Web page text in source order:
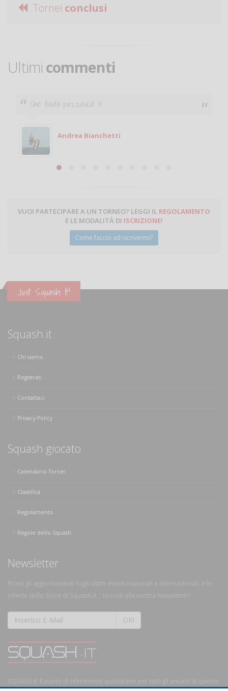
Tornei conclusi
Ultimi commenti
Ciao. Sono a Treviglio da poco e vorrei tornare a
giocare. Se sei in zona e puoi giocare fammi sapere.
Michele
Michele Miglionico
VUOI PARTECIPARE A UN TORNEO? LEGGI IL REGOLAMENTO
E LE MODALITÀ DI ISCRIZIONE!
Come faccio ad iscrivermi?
Just Squash It!
Squash.it
Chi siamo
Registrati
Contattaci
Privacy Policy
Squash giocato
Calendario Tornei
Classifica
Regolamento
Regole dello Squash
Newsletter
Ricevi gli aggiornamenti sugli ultimi eventi nazionali e internazionali, e le
offerte dello Store di Squash.it... Iscriviti alla nostra Newsletter!
OK!
SQUASH.it: Il punto di riferimento quotidiano per tutti gli amanti di questo